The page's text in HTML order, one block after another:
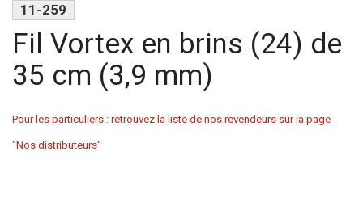
11-259
Fil Vortex en brins (24) de
35 cm (3,9 mm)
Pour les particuliers : retrouvez la liste de nos revendeurs sur la page
"Nos distributeurs"